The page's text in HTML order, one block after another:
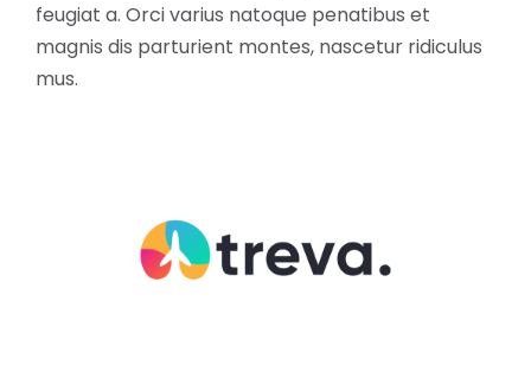
feugiat a. Orci varius natoque penatibus et
magnis dis parturient montes, nascetur ridiculus
mus.